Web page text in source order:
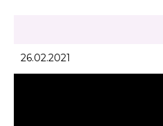
26.02.2021